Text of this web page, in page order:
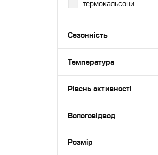
термокальсони
Сезонність
Температура
Рівень активності
Вологовідвод
Розмір